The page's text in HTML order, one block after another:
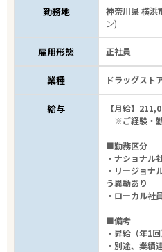
勤務地 神奈川県 横
ン)
雇用形態 正社員
業種 ドラッグスト
給与
【月給】
※ご経験・
■勤務区分
・ナショナル
・リージョナ
う異動あり
・ローカル社
■備考
・昇給（年1
・別途、業績